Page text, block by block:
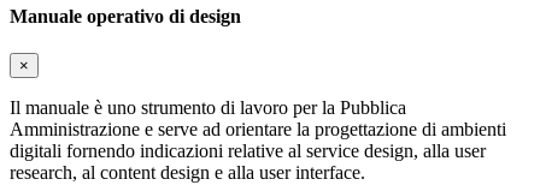
Manuale operativo di design
×
Il manuale è uno strumento di lavoro per la Pubblica
Amministrazione e serve ad orientare la progettazione di ambienti
digitali fornendo indicazioni relative al service design, alla user
research, al content design e alla user interface.